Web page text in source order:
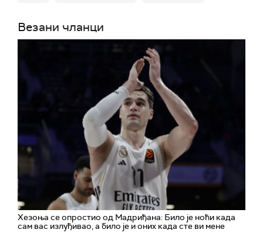
Везани чланци
Хезоња се опростио од Мадриђана: Било је ноћи када
сам вас излуђивао, а било је и оних када сте ви мене